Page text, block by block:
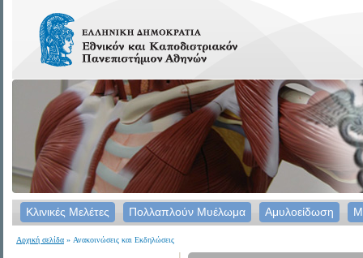
Κλινικές Μελέτες Πολλαπλούν Μυέλωμα Αμυλοείδωση
Αρχική σελίδα » Ανακοινώσεις και Εκδηλώσεις